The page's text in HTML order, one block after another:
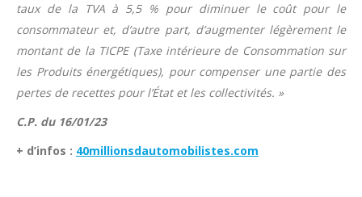
taux de la TVA à 5,5 % pour diminuer le coût pour le
consommateur et, d’autre part, d’augmenter légèrement le
montant de la TICPE (Taxe intérieure de Consommation sur
les Produits énergétiques), pour compenser une partie des
pertes de recettes pour l’État et les collectivités. »
C.P. du 16/01/23
+ d’infos : 40millionsdautomobilistes.com